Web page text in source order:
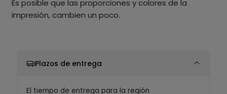
Es posible que las proporciones y colores de la
impresión, cambien un poco.
Plazos de entrega
El tiempo de entrega para la región